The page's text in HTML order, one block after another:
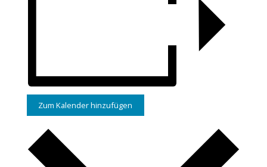
Zum Kalender hinzufügen